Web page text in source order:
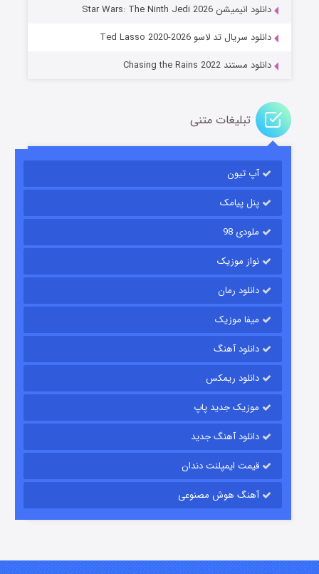
قسمت ۱۴ (زیرنویس) منتشر شد
قسمت
قسمت۲ (دوبله) منتشر شد
دانلود انیمیشن Star Wars: The Ninth Jedi 2026
دانلود سریال تد لاسو Ted Lasso 2020-2026
دانلود مستند Chasing the Rains 2022
تبلیغات متنی
آپ تیون
پنل پیامک
ملودی 98
نواز موزیک
دانلود رمان
میفا موزیک
دانلود آهنگ
دانلود ریمکس
موزیک جدید پاپ
دانلود آهنگ جدید
قیمت ایمپلنت دندان
آهنگ هوش مصنوعی